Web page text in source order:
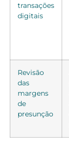
transações
digitais
Revisão
das
margens
de
presunção